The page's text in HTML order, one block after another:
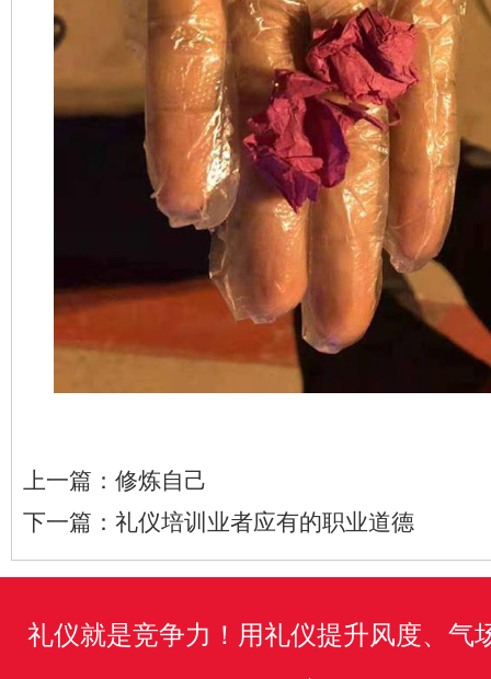
上一篇： 修炼自己
下一篇： 礼仪培训业者应有的职业道德
礼仪就是竞争力！用礼仪提升风度、气